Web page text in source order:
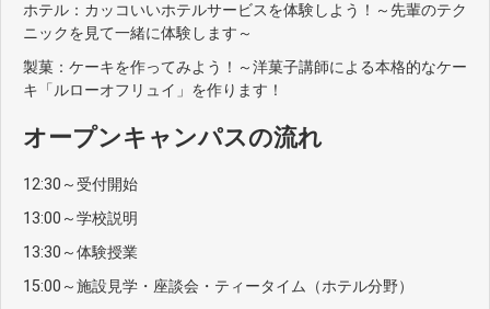
ホテル：カッコいいホテルサービスを体験しよう！～先輩のテク
ニックを見て一緒に体験します～
製菓：ケーキを作ってみよう！～洋菓子講師による本格的なケー
キ「ルローオフリュイ」を作ります！
オープンキャンパスの流れ
12:30～受付開始
13:00～学校説明
13:30～体験授業
15:00～施設見学・座談会・ティータイム（ホテル分野）